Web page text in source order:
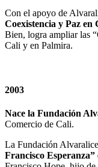
Con el apoyo de
Coexistencia y Paz en
Bien, logra ampliar las
Cali y en Palmira.
2003
Nace la Fundación
Comercio de Cali.
La Fundación
Francisco Esperanza”